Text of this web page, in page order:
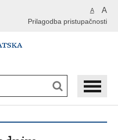
A A
Prilagodba pristupačnosti